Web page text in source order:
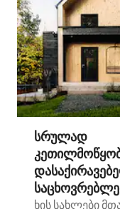
სრულად
ხის სახლები